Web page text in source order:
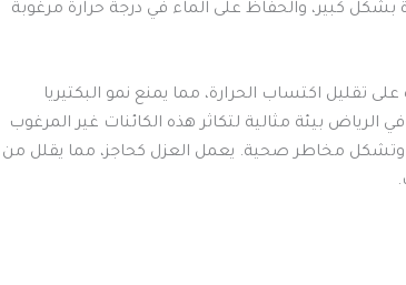
بشكل كبير، والحفاظ على الماء في درجة حرارة مرغوبة
تقليل اكتساب الحرارة، مما يمنع نمو البكتيريا
الرياض بيئة مثالية لتكاثر هذه الكائنات غير المرغوب
وتشكل مخاطر صحية. يعمل العزل كحاجز، مما يقلل من